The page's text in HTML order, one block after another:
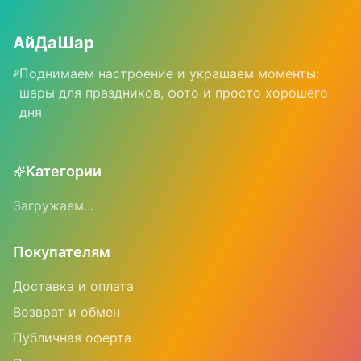
АйДаШар
Поднимаем настроение и украшаем моменты:
шары для праздников, фото и просто хорошего
дня
Категории
Загружаем...
Покупателям
Доставка и оплата
Возврат и обмен
Публичная оферта